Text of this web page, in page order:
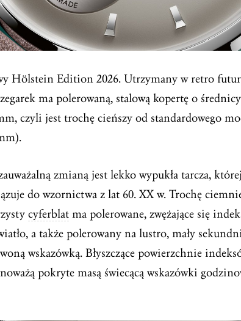
Hölstein Edition 2026. Utrzymany w retro
ma polerowaną, stalową kopertę o
czyli jest trochę cieńszy od standardowego
zmianą jest lekko wypukła tarcza,
do wzornictwa z lat 60. XX w. Trochę
cyferblat ma polerowane, zwężające się
a także polerowany na lustro, mały
wskazówką. Błyszczące powierzchnie
pokryte masą świecącą wskazówki